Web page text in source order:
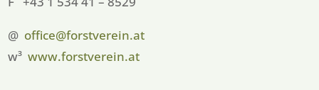
@ office@forstverein.at
w³www.forstverein.at